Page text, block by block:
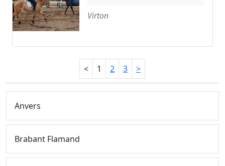
Virton
< 1 2 3 >
Anvers
Brabant Flamand